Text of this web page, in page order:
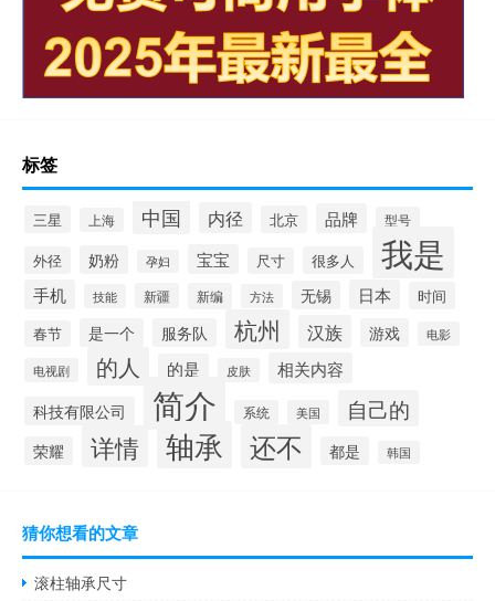
标签
三星 上海 中国 内径 北京 品牌 型号
外径 奶粉 孕妇 宝宝 尺寸 很多人 我是
手机 技能 新疆 新编 方法 无锡 日本 时间
春节 是一个 服务队 杭州 汉族 游戏 电影
电视剧 的人 的是 皮肤 相关内容
科技有限公司 简介 系统 美国 自己的
荣耀 详情 轴承 还不 都是 韩国
猜你想看的文章
滚柱轴承尺寸